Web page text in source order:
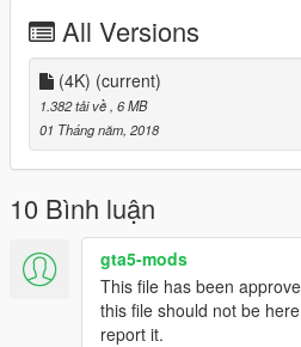
All Versions
(4K) (current)
1.382 tải về , 6 MB
01 Tháng năm, 2018
10 Bình luận
gta5-mods
This file has been
this file should not be
report it.